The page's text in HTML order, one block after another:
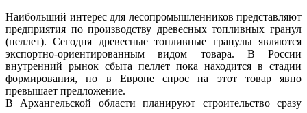
Наибольший интерес для лесопромышленников представляют
предприятия по производству древесных топливных гранул
(пеллет). Сегодня древесные топливные гранулы являются
экспортно-ориентированным видом товара. В России
внутренний рынок сбыта пеллет пока находится в стадии
формирования, но в Европе спрос на этот товар явно
превышает предложение.
В Архангельской области планируют строительство сразу